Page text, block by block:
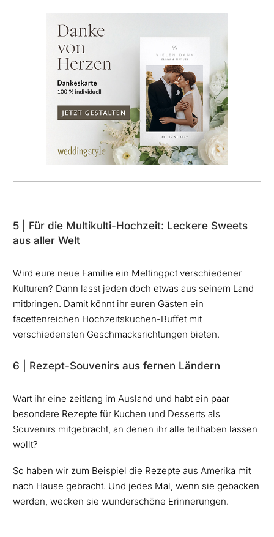
5 | Für die Multikulti-Hochzeit: Leckere Sweets
aus aller Welt
Wird eure neue Familie ein Meltingpot verschiedener
Kulturen? Dann lasst jeden doch etwas aus seinem Land
mitbringen. Damit könnt ihr euren Gästen ein
facettenreichen Hochzeitskuchen-Buffet mit
verschiedensten Geschmacksrichtungen bieten.
6 | Rezept-Souvenirs aus fernen Ländern
Wart ihr eine zeitlang im Ausland und habt ein paar
besondere Rezepte für Kuchen und Desserts als
Souvenirs mitgebracht, an denen ihr alle teilhaben lassen
wollt?
So haben wir zum Beispiel die Rezepte aus Amerika mit
nach Hause gebracht. Und jedes Mal, wenn sie gebacken
werden, wecken sie wunderschöne Erinnerungen.